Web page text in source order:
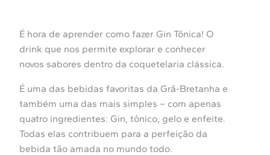
É hora de aprender como fazer Gin Tônica! O
drink que nos permite explorar e conhecer
novos sabores dentro da coquetelaria clássica.
É uma das bebidas favoritas da Grã-Bretanha e
também uma das mais simples – com apenas
quatro ingredientes: Gin, tônico, gelo e enfeite.
Todas elas contribuem para a perfeição da
bebida tão amada no mundo todo.